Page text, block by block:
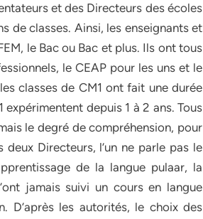
et des Directeurs des écoles
de classes. Ainsi, les enseignants et
le Bac ou Bac et plus. Ils ont tous
le CEAP pour les uns et le
classes de CM1 ont fait une durée
depuis 1 à 2 ans. Tous
le degré de compréhension, pour
Directeurs, l’un ne parle pas le
de la langue pulaar, la
jamais suivi un cours en langue
D’après les autorités, le choix des